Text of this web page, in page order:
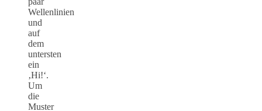
Wellenlinien
und
auf
dem
untersten
ein
‚Hi!‘.
Um
die
Muster